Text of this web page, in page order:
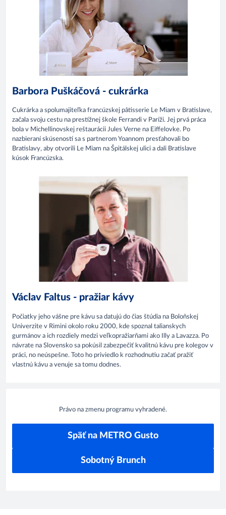
Barbora Puškáčová - cukrárka
Cukrárka a spolumajiteľka francúzskej pâtisserie Le Miam v Bratislave,
začala svoju cestu na prestížnej škole Ferrandi v Paríži. Jej prvá práca
bola v Michellinovskej reštaurácii Jules Verne na Eiffelovke. Po
nazbieraní skúseností sa s partnerom Yoannom presťahovali bo
Bratislavy, aby otvorili Le Miam na Špitálskej ulici a dali Bratislave
kúsok Francúzska.
Václav Faltus - pražiar kávy
Počiatky jeho vášne pre kávu sa datujú do čias štúdia na Boloňskej
Univerzite v Rimini okolo roku 2000, kde spoznal talianskych
gurmánov a ich rozdiely medzi veľkopražiarňami ako Illy a Lavazza. Po
návrate na Slovensko sa pokúsil zabezpečiť kvalitnú kávu pre kolegov v
práci, no neúspešne. Toto ho priviedlo k rozhodnutiu začať pražiť
vlastnú kávu a venuje sa tomu dodnes.
Právo na zmenu programu vyhradené.
Späť na METRO Gusto
Sobotný Brunch